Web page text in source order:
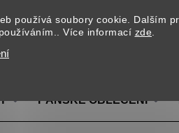
používá soubory cookie. Dalším
Více informací zde.
PÁNSKÉ OBLEČENÍ